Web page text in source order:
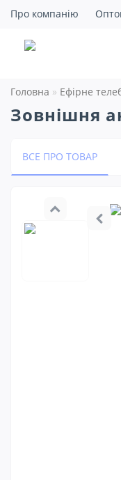
Про компанію
Головна Ефірне
Зовнішня
ВСЕ ПРО ТОВАР